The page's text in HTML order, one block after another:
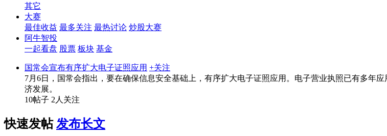
其它
大赛
最佳收益 最多关注 最热讨论 炒股大赛
阿牛智投
一起看盘 股票 板块 基金
国常会宣布有序扩大电子证照应用 +关注
7月6日，国常会指出，要在确保信息安全基础上，有序扩大电子证照应用。电子营业执照已有多年
济发展。
10帖子 2人关注
快速发帖 发布长文